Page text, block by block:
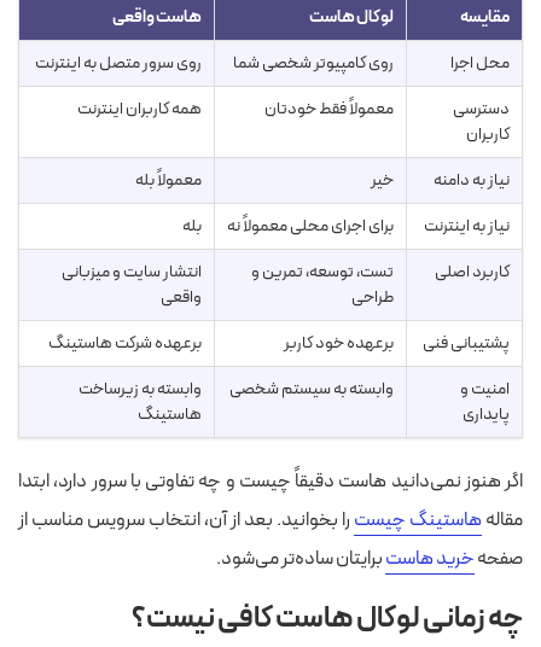
مقایسه لوکال هاست
هاست واقعی
محل اجرا
روی کامپیوتر شخصی شما
روی سرور متصل به اینترنت
دسترسی
کاربران
معمولاً فقط خودتان همه کاربران اینترنت
نیاز به دامنه خیر
معمولاً بله
نیاز به اینترنت
برای اجرای محلی معمولاً نه
بله
کاربرد اصلی
تست، توسعه، تمرین و
طراحی
انتشار سایت و میزبانی
واقعی
پشتیبانی فنی
برعهده خود کاربر
برعهده شرکت هاستینگ
امنیت و
پایداری
وابسته به سیستم شخصی
وابسته به زیرساخت
هاستینگ
اگر هنوز نمی‌دانید هاست دقیقاً چیست و چه تفاوتی با سرور دارد، ابتدا
مقاله هاستینگ چیست را بخوانید. بعد از آن، انتخاب سرویس مناسب از
صفحهخرید هاستبرایتان ساده‌تر می‌شود.
چه زمانی لوکال هاست کافی نیست؟